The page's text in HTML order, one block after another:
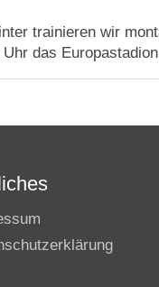
trainieren wir
Uhr das